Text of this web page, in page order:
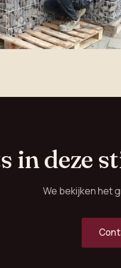
in deze
We bekijken het